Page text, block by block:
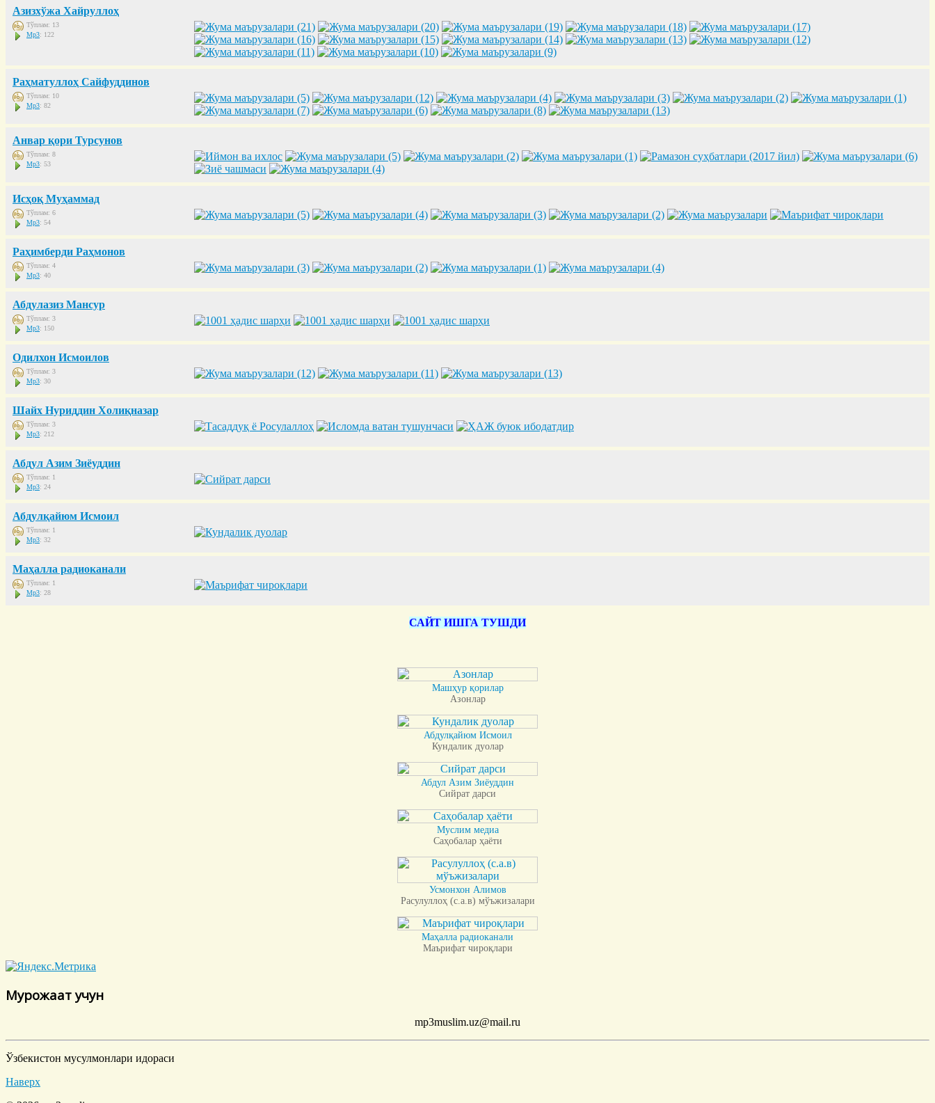
Азизхўжа Хайруллоҳ
Тўплам: 13
Mp3: 122
Раҳматуллоҳ Сайфуддинов
Тўплам: 10
Mp3: 82
Анвар қори Турсунов
Тўплам: 8
Mp3: 53
Исҳоқ Муҳаммад
Тўплам: 6
Mp3: 54
Раҳимберди Раҳмонов
Тўплам: 4
Mp3: 40
Абдулазиз Мансур
Тўплам: 3
Mp3: 150
Одилхон Исмоилов
Тўплам: 3
Mp3: 30
Шайх Нуриддин Холиқназар
Тўплам: 3
Mp3: 212
Абдул Азим Зиёуддин
Тўплам: 1
Mp3: 24
Абдулқайюм Исмоил
Тўплам: 1
Mp3: 32
Маҳалла радиоканали
Тўплам: 1
Mp3: 28
САЙТ ИШГА ТУШДИ
Машҳур қорилар
Азонлар
Абдулқайюм Исмоил
Кундалик дуолар
Абдул Азим Зиёуддин
Сийрат дарси
Муслим медиа
Саҳобалар ҳаёти
Усмонхон Алимов
Расулуллоҳ (с.а.в) мўъжизалари
Маҳалла радиоканали
Маърифат чироқлари
Мурожаат учун
mp3muslim.uz@mail.ru
Ўзбекистон мусулмонлари идораси
Наверх